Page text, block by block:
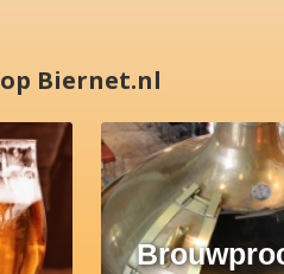
Biernet.nl